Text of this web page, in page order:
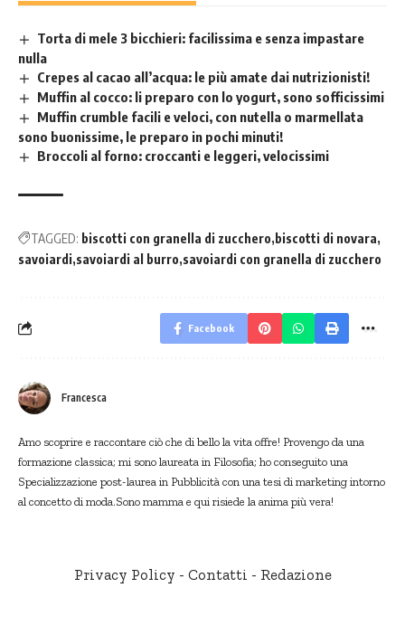
Torta di mele 3 bicchieri: facilissima e senza impastare
nulla
Crepes al cacao all’acqua: le più amate dai nutrizionisti!
Muffin al cocco: li preparo con lo yogurt, sono sofficissimi
Muffin crumble facili e veloci, con nutella o marmellata
sono buonissime, le preparo in pochi minuti!
Broccoli al forno: croccanti e leggeri, velocissimi
TAGGED: biscotti con granella di zucchero biscotti di novara
savoiardi savoiardi al burro savoiardi con granella di zucchero
Facebook
Francesca
Amo scoprire e raccontare ciò che di bello la vita offre! Provengo da una
formazione classica; mi sono laureata in Filosofia; ho conseguito una
Specializzazione post-laurea in Pubblicità con una tesi di marketing intorno
al concetto di moda.Sono mamma e qui risiede la anima più vera!
Privacy Policy - Contatti - Redazione